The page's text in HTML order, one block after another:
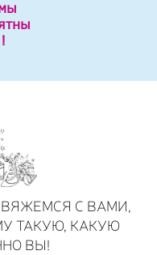
С ВАМИ,
ТАКУЮ, КАКУЮ
ВЫ!